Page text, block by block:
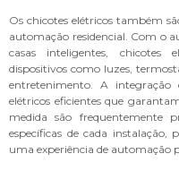
Os chicotes elétricos também
automação residencial. Com o
casas inteligentes, chicotes
dispositivos como luzes,
entretenimento. A integração
elétricos eficientes que
medida são frequentemente
específicas de cada
uma experiência de automação